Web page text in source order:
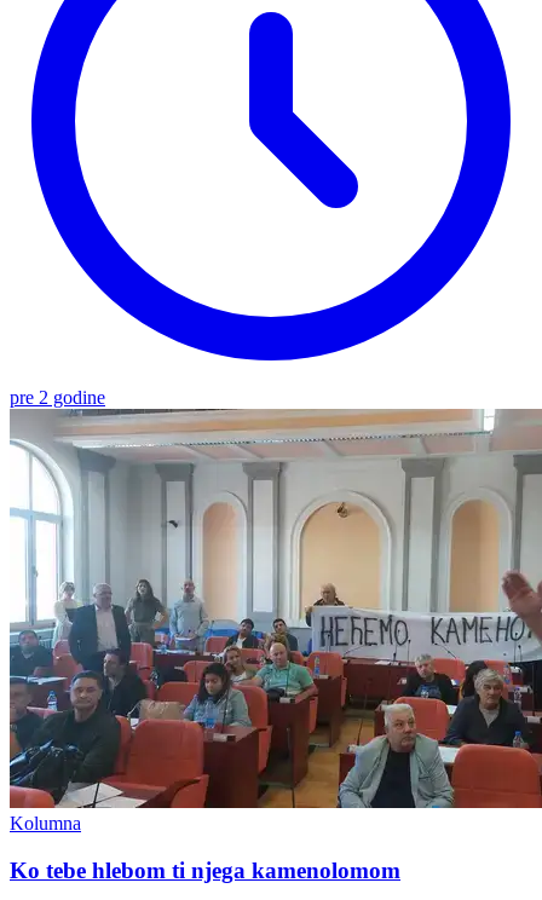
pre 2 godine
Kolumna
Ko tebe hlebom ti njega kamenolomom